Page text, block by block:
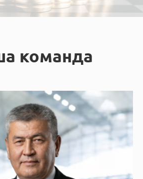
команда